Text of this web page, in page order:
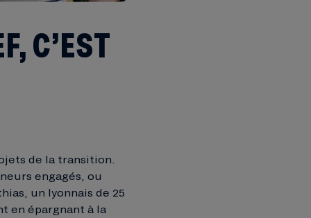
C’EST
de la transition.
engagés, ou
un lyonnais de 25
en épargnant à la